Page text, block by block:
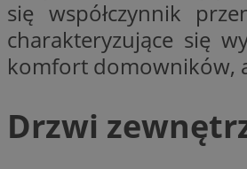
się współczynnik
charakteryzujące się
komfort domowników,
Drzwi